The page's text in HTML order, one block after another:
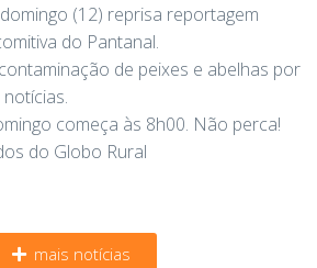
(12) reprisa reportagem
do Pantanal.
de peixes e abelhas por
começa às 8h00. Não perca!
do Globo Rural
mais notícias